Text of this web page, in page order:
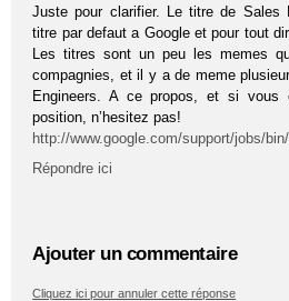
Juste pour clarifier. Le titre de Sales
titre par defaut a Google et pour tout
Les titres sont un peu les memes
compagnies, et il y a de meme
Engineers. A ce propos, et si vous
position, n’hesitez pas!
http://www.google.com/support/jobs/
Répondre ici
Ajouter un commentaire
Cliquez ici pour annuler cette réponse